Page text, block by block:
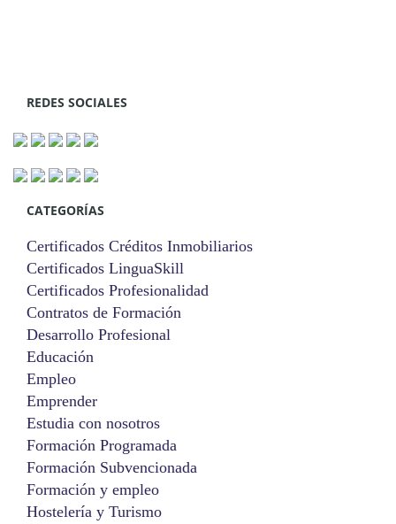
REDES SOCIALES
CATEGORÍAS
Certificados Créditos Inmobiliarios
Certificados LinguaSkill
Certificados Profesionalidad
Contratos de Formación
Desarrollo Profesional
Educación
Empleo
Emprender
Estudia con nosotros
Formación Programada
Formación Subvencionada
Formación y empleo
Hostelería y Turismo